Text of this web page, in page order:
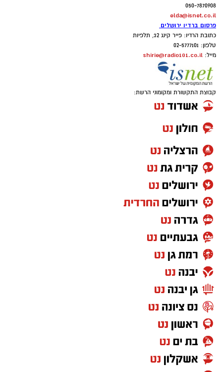
050-7870908
elda@isnet.co.il
פרסום ברדיו ירושלים
כתובת הרדיו: פייר קינג 32, תלפיות
טלפון: 02-5777101
מייל: shirie@radio101.co.il
קבוצת התקשורת ומקומוני הרשת: